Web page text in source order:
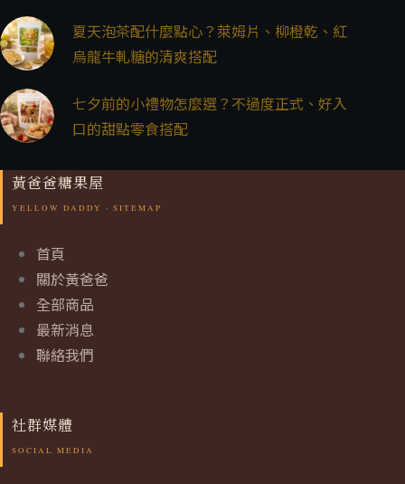
夏天泡茶配什麼點心？萊姆片、柳橙乾、紅
烏龍牛軋糖的清爽搭配
七夕前的小禮物怎麼選？不過度正式、好入
口的甜點零食搭配
黃爸爸糖果屋
首頁
關於黃爸爸
全部商品
最新消息
聯絡我們
社群媒體